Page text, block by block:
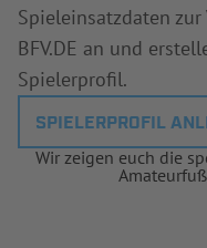
Spieleinsatzdaten
BFV.DE an und
Spielerprofil.
SPIELERPROFIL
Wir zeigen euch die